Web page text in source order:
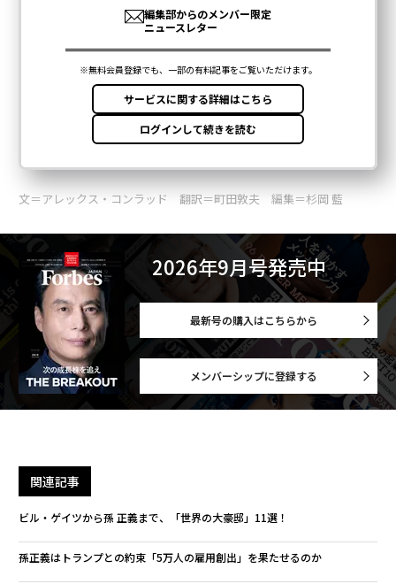
文＝アレックス・コンラッド 翻訳＝町田敦夫 編集＝杉岡 藍
2026年9月号発売中
最新号の購入はこちらから
メンバーシップに登録する
関連記事
ビル・ゲイツから孫 正義まで、「世界の大豪邸」11選！
孫正義はトランプとの約束「5万人の雇用創出」を果たせるのか